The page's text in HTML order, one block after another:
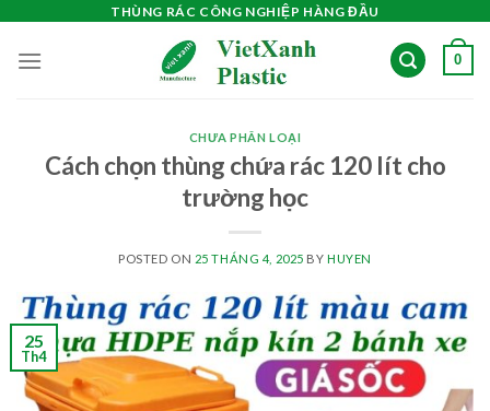
content
THÙNG RÁC CÔNG NGHIỆP HÀNG ĐẦU
0
CHƯA PHÂN LOẠI
Cách chọn thùng chứa rác 120 lít cho
trường học
POSTED ON 25 THÁNG 4, 2025 BY HUYEN
25
Th4